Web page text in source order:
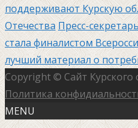
поддерживают Курскую
ОтечестваПресс-
стала финалистом
лучший материал о
Copyright © Сайт Курского
Политика
MENU